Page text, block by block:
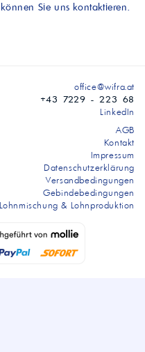
Sie uns kontaktieren.
office@wifra.at
+43 7229 - 223 68
LinkedIn
AGB
Kontakt
Impressum
Datenschutzerklärung
Versandbedingungen
Gebindebedingungen
Lohnmischung & Lohnproduktion